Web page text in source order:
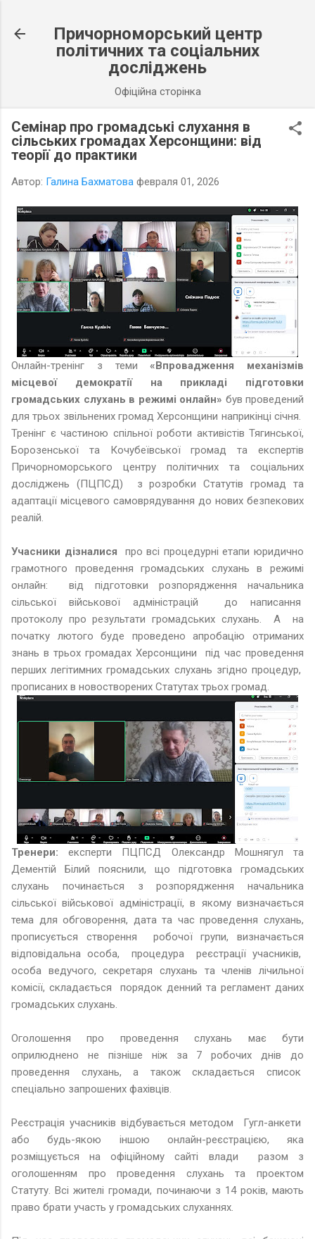
Причорноморський центр
політичних та соціальних
досліджень
Офіційна сторінка
Семінар про громадські слухання в
сільських громадах Херсонщини: від
теорії до практики
Автор: Галина Бахматова февраля 01, 2026
Онлайн-тренінг з теми«Впровадження механізмів
місцевої демократії на прикладі підготовки
громадських слухань в режимі онлайн» був проведений
для трьох звільнених громад Херсонщини наприкінці січня.
Тренінг є частиною спільної роботи активістів Тягинської,
Борозенської та Кочубеївської громад та експертів
Причорноморського центру політичних та соціальних
досліджень (ПЦПСД) з розробки Статутів громад та
адаптації місцевого самоврядування до нових безпекових
реалій.
Учасники дізналися про всі процедурні етапи юридично
грамотного проведення громадських слухань в режимі
онлайн: від підготовки розпорядження начальника
сільської військової адміністрацій до написання
протоколу про результати громадських слухань. А на
початку лютого буде проведено апробацію отриманих
знань в трьох громадах Херсонщини під час проведення
перших легітимних громадських слухань згідно процедур,
прописаних в новостворених Статутах трьох громад.
Тренери: експерти ПЦПСД Олександр Мошнягул та
Дементій Білий пояснили, що підготовка громадських
слухань починається з розпорядження начальника
сільської військової адміністрації, в якому визначається
тема для обговорення, дата та час проведення слухань,
прописується створення робочої групи, визначається
відповідальна особа, процедура реєстрації учасників,
особа ведучого, секретаря слухань та членів лічильної
комісії, складається порядок денний та регламент даних
громадських слухань.
Оголошення про проведення слухань має бути
оприлюднено не пізніше ніж за 7 робочих днів до
проведення слухань, а також складається список
спеціально запрошених фахівців.
Реєстрація учасників відбувається методом Гугл-анкети
або будь-якою іншою онлайн-реєстрацією, яка
розміщується на офіційному сайті влади разом з
оголошенням про проведення слухань та проектом
Статуту. Всі жителі громади, починаючи з 14 років, мають
право брати участь у громадських слуханнях.